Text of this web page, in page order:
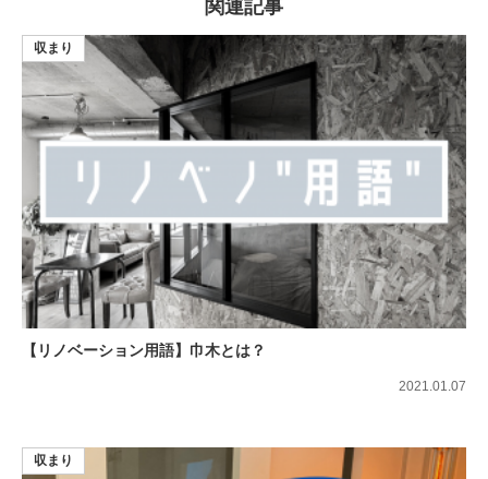
関連記事
【リノベーション用語】巾木とは？
収まり
2021.01.07
収まり